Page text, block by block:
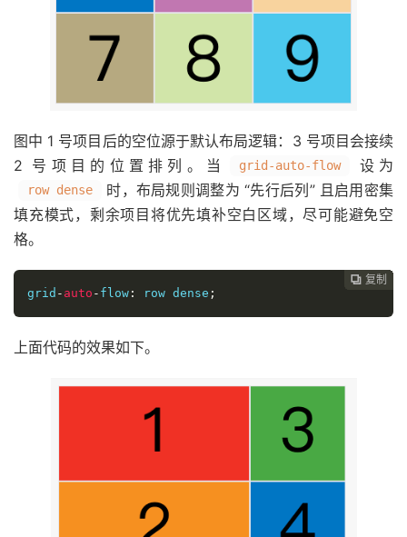
图中 1 号项目后的空位源于默认布局逻辑：3 号项目会接续
2 号项目的位置排列。当
grid-auto-flow 设为
row dense
时，布局规则调整为 “先行后列” 且启用密集
填充模式，剩余项目将优先填补空白区域，尽可能避免空
格。
 复制
 复制
 复制
 复制
 复制
 复制
 复制
 复制
 复制
 复制
 复制
 复制
 复制
 复制
 复制
 复制
 复制
 复制
 复制
 复制
 复制
 复制
 复制
 复制
 复制
grid - auto - flow : row dense ;
上面代码的效果如下。